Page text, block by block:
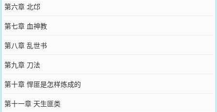
第六章 北邙
第七章 血神教
第八章 乱世书
第九章 刀法
第十章 悍匪是怎样炼成的
第十一章 天生匪类